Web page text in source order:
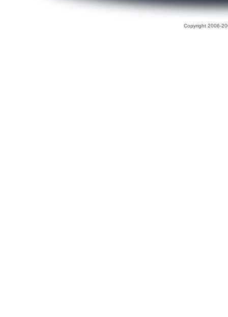
Copyright 2006-